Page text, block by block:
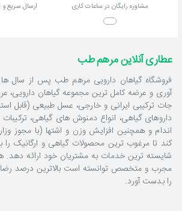
موارد استفاده از روغن های
روغن های گیاهی طب
سنتی برای مصارف مختلف
از قبیل درد مفاصل،آرتروز ،
دیسک ، سیاتیک ،
روماتیسم ، اسپاسم و
گرفتگی عضلات ، اگزما و
خشکی پوست ، پروستات ،
رفع سفیدی مو ، ریزش مو ،
جوش و آکنه ، تقویت مو و
ابرو و مژه ، چربی سوزی ،
مشاوره رایگان در ساعات کاری
ارسال سریع
عطاری آنلاین مرهم طب
فروشگاه گیاهان دارویی مرهم طب پس از سال
آوری و عرضه کامل ترین مجموعه گیاهان دارویی،
جات ترکیبی ایرانی و خارجی، عسل طبیعی (قابل
داروهای گیاهی، انواع دمنوش های گیاهی،
اندام و همچنین افزایش وزن و اشتها (با مجوز
کند تا مرغوب ترین محصولات گیاهی و ارگانیک
شایسته ترین خدمات به مشتریان خود ارائه دهد.
مجرب و متخصص توانسته است بالاترین درصد
را بدست آورد.